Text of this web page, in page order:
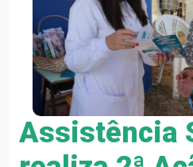
Assistência